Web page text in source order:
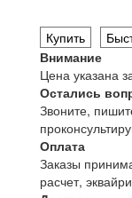
Купить
Внимание
Цена указана
Остались
Звоните,
Оплата
Заказы
расчет,